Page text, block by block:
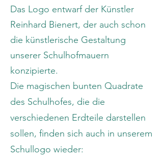
Das Logo entwarf der Künstler
Reinhard Bienert, der auch schon
die künstlerische Gestaltung
unserer Schulhofmauern
konzipierte.
Die magischen bunten Quadrate
des Schulhofes, die die
verschiedenen Erdteile darstellen
sollen, finden sich auch in unserem
Schullogo wieder: